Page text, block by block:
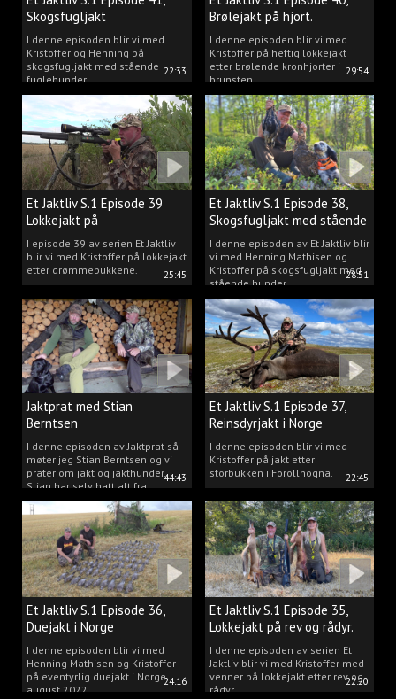
22:33
Skogsfugljakt
I denne episoden blir vi med
Kristoffer og Henning på
skogsfugljakt med stående
fuglehunder.
29:54
Brølejakt på hjort.
I denne episoden blir vi med
Kristoffer på heftig lokkejakt
etter brølende kronhjorter i
brunsten.
25:45
Et Jaktliv S.1 Episode 39
Lokkejakt på
drømmebukkene
I episode 39 av serien Et Jaktliv
blir vi med Kristoffer på lokkejakt
etter drømmebukkene.
28:51
Et Jaktliv S.1 Episode 38,
Skogsfugljakt med stående
hunder.
I denne episoden av Et Jaktliv blir
vi med Henning Mathisen og
Kristoffer på skogsfugljakt med
stående hunder.
44:43
Jaktprat med Stian
Berntsen
I denne episoden av Jaktprat så
møter jeg Stian Berntsen og vi
prater om jakt og jakthunder.
Stian har selv hatt alt fra
støvere, til elghunder,
rådyrhunder, spetser, apportører
og stående fuglehunder.
22:45
Et Jaktliv S.1 Episode 37,
Reinsdyrjakt i Norge
I denne episoden blir vi med
Kristoffer på jakt etter
storbukken i Forollhogna.
24:16
Et Jaktliv S.1 Episode 36,
Duejakt i Norge
I denne episoden blir vi med
Henning Mathisen og Kristoffer
på eventyrlig duejakt i Norge
august 2022.
22:20
Et Jaktliv S.1 Episode 35,
Lokkejakt på rev og rådyr.
I denne episoden av serien Et
Jaktliv blir vi med Kristoffer med
venner på lokkejakt etter rev og
rådyr.